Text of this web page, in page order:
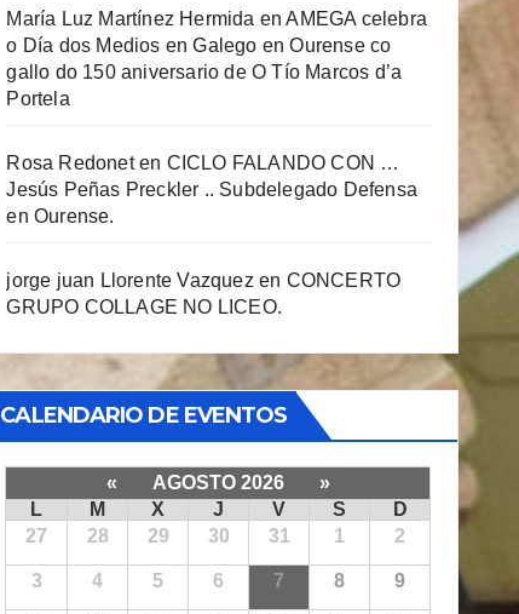
María Luz Martínez Hermida enAMEGA celebra
o Día dos Medios en Galego en Ourense co
gallo do 150 aniversario de O Tío Marcos d’a
Portela
Rosa Redoneten CICLO FALANDO CON …
Jesús Peñas Preckler .. Subdelegado Defensa
en Ourense.
jorge juan Llorente Vazquez en CONCERTO
GRUPO COLLAGE NO LICEO.
CALENDARIO DE EVENTOS
« AGOSTO 2026
»
L
M X J V S
D
27
28 29 30 31 1 2
3 4 5 6 7 8 9